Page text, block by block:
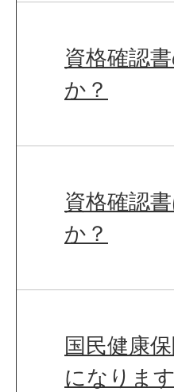
資格確認
か？
資格確認
か？
国民健康
になりま